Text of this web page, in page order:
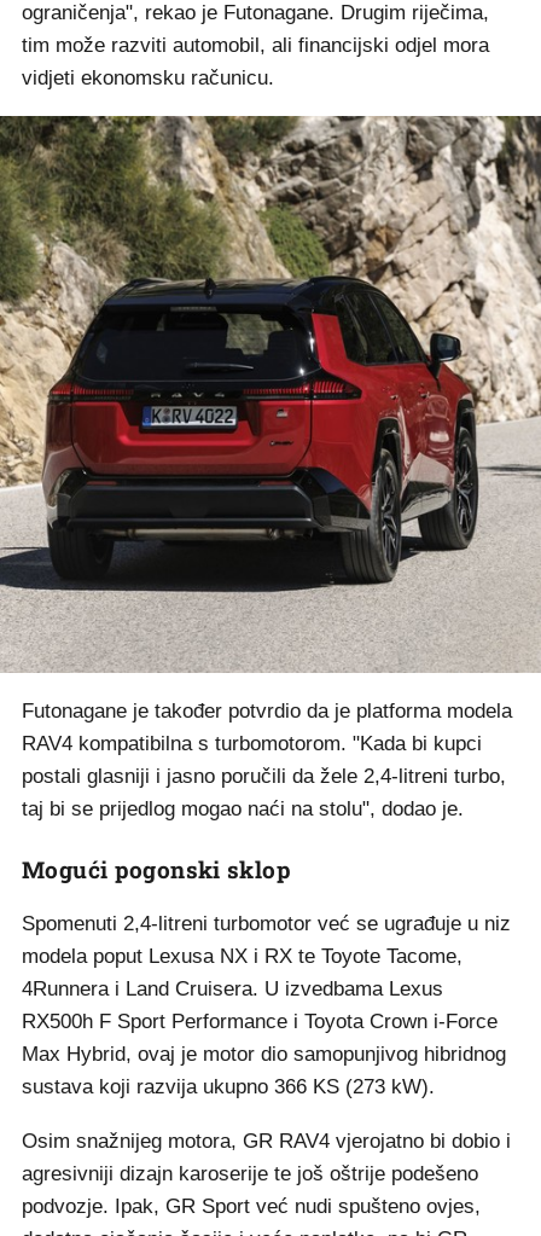
ograničenja", rekao je Futonagane. Drugim riječima,
tim može razviti automobil, ali financijski odjel mora
vidjeti ekonomsku računicu.
Futonagane je također potvrdio da je platforma modela
RAV4 kompatibilna s turbomotorom. "Kada bi kupci
postali glasniji i jasno poručili da žele 2,4-litreni turbo,
taj bi se prijedlog mogao naći na stolu", dodao je.
Mogući pogonski sklop
Spomenuti 2,4-litreni turbomotor već se ugrađuje u niz
modela poput Lexusa NX i RX te Toyote Tacome,
4Runnera i Land Cruisera. U izvedbama Lexus
RX500h F Sport Performance i Toyota Crown i-Force
Max Hybrid, ovaj je motor dio samopunjivog hibridnog
sustava koji razvija ukupno 366 KS (273 kW).
Osim snažnijeg motora, GR RAV4 vjerojatno bi dobio i
agresivniji dizajn karoserije te još oštrije podešeno
podvozje. Ipak, GR Sport već nudi spušteno ovjes,